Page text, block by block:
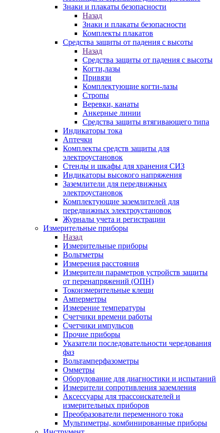
Знаки и плакаты безопасности
Назад
Знаки и плакаты безопасности
Комплекты плакатов
Средства защиты от падения с высоты
Назад
Средства защиты от падения с высоты
Когти,лазы
Привязи
Комплектующие когти-лазы
Стропы
Веревки, канаты
Анкерные линии
Средства защиты втягивающего типа
Индикаторы тока
Аптечки
Комплекты средств защиты для
электроустановок
Стенды и шкафы для хранения СИЗ
Индикаторы высокого напряжения
Заземлители для передвижных
электроустановок
Комплектующие заземлителей для
передвижных электроустановок
Журналы учета и регистрации
Измерительные приборы
Назад
Измерительные приборы
Вольтметры
Измерения расстояния
Измерители параметров устройств защиты
от перенапряжений (ОПН)
Токоизмерительные клещи
Амперметры
Измерение температуры
Счетчики времени работы
Счетчики импульсов
Прочие приборы
Указатели последовательности чередования
фаз
Вольтамперфазометры
Омметры
Оборудование для диагностики и испытаний
Измерители сопротивления заземления
Аксессуары для трассоискателей и
измерительных приборов
Преобразователи переменного тока
Мультиметры, комбинированные приборы